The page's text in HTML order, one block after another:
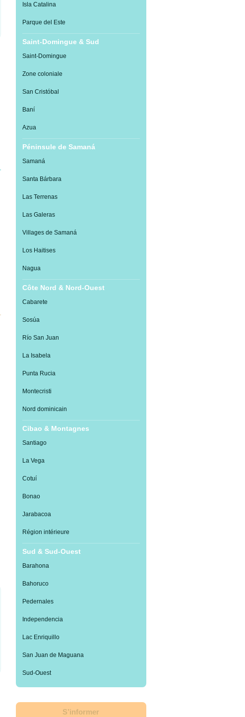
Isla Catalina
Parque del Este
Saint-Domingue & Sud
Saint-Domingue
Zone coloniale
San Cristóbal
Baní
Azua
Péninsule de Samaná
Samaná
Santa Bárbara
Las Terrenas
Las Galeras
Villages de Samaná
Los Haitises
Nagua
Côte Nord & Nord-Ouest
Cabarete
Sosúa
Río San Juan
La Isabela
Punta Rucia
Montecristi
Nord dominicain
Cibao & Montagnes
Santiago
La Vega
Cotuí
Bonao
Jarabacoa
Région intérieure
Sud & Sud-Ouest
Barahona
Bahoruco
Pedernales
Independencia
Lac Enriquillo
San Juan de Maguana
Sud-Ouest
S’informer